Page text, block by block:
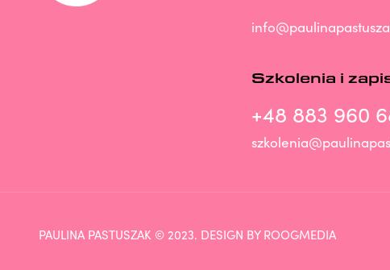
Szkolenia i
+48 883 960
PAULINA PASTUSZAK © 2023. DESIGN BY ROOGMEDIA